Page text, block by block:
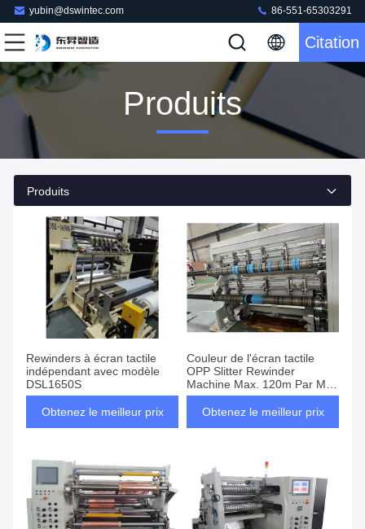
yubin@dswintec.com 86-551-65303291
Citation
Produits
Produits
Rewinders à écran tactile
indépendant avec modèle
DSL1650S
Obtenez le meilleur prix
Couleur de l'écran tactile
OPP Slitter Rewinder
Machine Max. 120m Par Min
Vitesse
Obtenez le meilleur prix